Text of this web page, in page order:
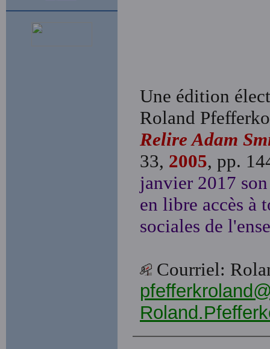
Une édition
Roland
Relire Adam
33, 2005, pp.
janvier 2017
en libre accès à
sociales de
Courriel: